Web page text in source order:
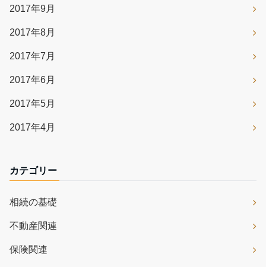
2017年9月
2017年8月
2017年7月
2017年6月
2017年5月
2017年4月
カテゴリー
相続の基礎
不動産関連
保険関連